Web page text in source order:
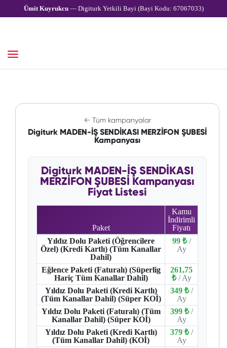
Ümit Kuyrukcu— Digiturk Yetkili Bayi (Bayi Kodu: 67067033)
← Tüm kampanyalar
Digiturk MADEN-İŞ SENDİKASI MERZİFON ŞUBESİ
Kampanyası
Digiturk MADEN-İŞ SENDİKASI
MERZİFON ŞUBESİ Kampanyası
Fiyat Listesi
Paket
Kamu
İndirimli
Fiyatı
Yıldız Dolu Paketi (Öğrencilere
Özel) (Kredi Kartlı) (Tüm Kanallar
Dahil)
99 ₺ /
Ay
Eğlence Paketi (Faturalı) (Süperlig
Hariç Tüm Kanallar Dahil)
261,75
₺ / Ay
Yıldız Dolu Paketi (Kredi Kartlı)
(Tüm Kanallar Dahil) (Süper KOİ)
349 ₺ /
Ay
Yıldız Dolu Paketi (Faturalı) (Tüm
Kanallar Dahil) (Süper KOİ)
399 ₺ /
Ay
Yıldız Dolu Paketi (Kredi Kartlı)
(Tüm Kanallar Dahil) (KOİ)
379 ₺ /
Ay